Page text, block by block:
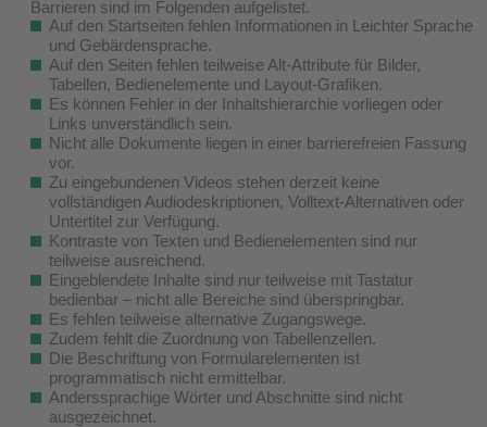
Barrieren sind im Folgenden aufgelistet.
Auf den Startseiten fehlen Informationen in Leichter Sprache
und Gebärdensprache.
Auf den Seiten fehlen teilweise Alt-Attribute für Bilder,
Tabellen, Bedienelemente und Layout-Grafiken.
Es können Fehler in der Inhaltshierarchie vorliegen oder
Links unverständlich sein.
Nicht alle Dokumente liegen in einer barrierefreien Fassung
vor.
Zu eingebundenen Videos stehen derzeit keine
vollständigen Audiodeskriptionen, Volltext-Alternativen oder
Untertitel zur Verfügung.
Kontraste von Texten und Bedienelementen sind nur
teilweise ausreichend.
Eingeblendete Inhalte sind nur teilweise mit Tastatur
bedienbar – nicht alle Bereiche sind überspringbar.
Es fehlen teilweise alternative Zugangswege.
Zudem fehlt die Zuordnung von Tabellenzellen.
Die Beschriftung von Formularelementen ist
programmatisch nicht ermittelbar.
Anderssprachige Wörter und Abschnitte sind nicht
ausgezeichnet.